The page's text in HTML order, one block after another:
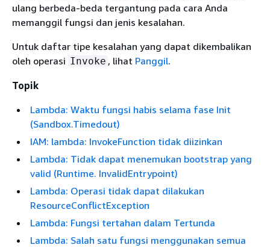
ulang berbeda-beda tergantung pada cara Anda
memanggil fungsi dan jenis kesalahan.
Untuk daftar tipe kesalahan yang dapat dikembalikan
oleh operasi Invoke , lihat Panggil.
Topik
Lambda: Waktu fungsi habis selama fase Init
(Sandbox.Timedout)
IAM: lambda: InvokeFunction tidak diizinkan
Lambda: Tidak dapat menemukan bootstrap yang
valid (Runtime. InvalidEntrypoint)
Lambda: Operasi tidak dapat dilakukan
ResourceConflictException
Lambda: Fungsi tertahan dalam Tertunda
Lambda: Salah satu fungsi menggunakan semua